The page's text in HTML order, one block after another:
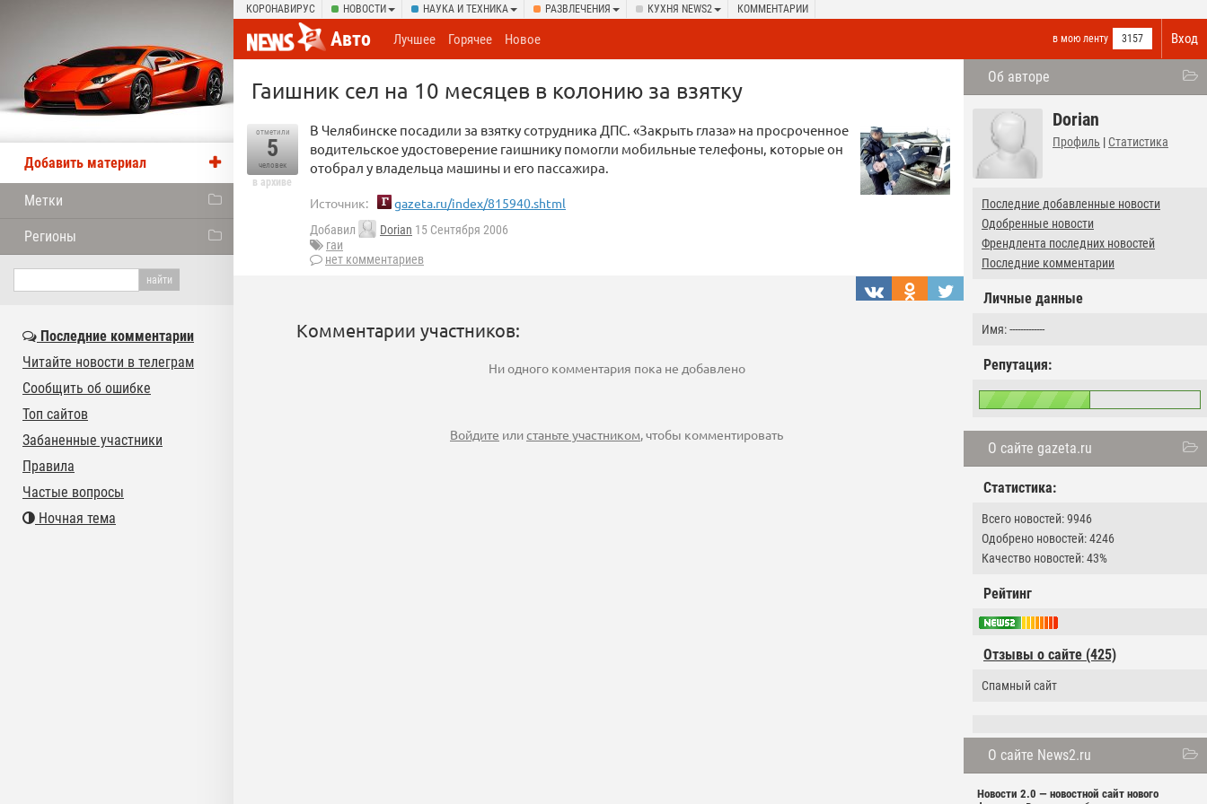
КОРОНАВИРУС НОВОСТИ НАУКА И ТЕХНИКА РАЗВЛЕЧЕНИЯ КУХНЯ NEWS2 КОММЕНТАРИИ
Вход
Авто в мою ленту 3157
Лучшее Горячее Новое
Об авторе
Dorian
Профиль | Статистика
Последние добавленные новости
Одобренные новости
Френдлента последних новостей
Последние комментарии
Личные данные
Имя: -------------
Репутация:
О сайте gazeta.ru
Статистика:
Всего новостей: 9946
Одобрено новостей: 4246
Качество новостей: 43%
Рейтинг
Отзывы о сайте (425)
Спамный сайт
О сайте News2.ru
Новости 2.0 — новостной сайт нового
Гаишник сел на 10 месяцев в колонию за взятку
отметили
5
человек
в архиве
В Челябинске посадили за взятку сотрудника ДПС. «Закрыть глаза» на просроченное
водительское удостоверение гаишнику помогли мобильные телефоны, которые он
отобрал у владельца машины и его пассажира.
Источник: gazeta.ru/index/815940.shtml
Добавил Dorian 15 Сентября 2006
гаи
нет комментариев
Комментарии участников:
Ни одного комментария пока не добавлено
Войдите илистаньте участником, чтобы комментировать
Добавить материал
Метки
Регионы
Последние комментарии
Читайте новости в телеграм
Сообщить об ошибке
Топ сайтов
Забаненные участники
Правила
Частые вопросы
Ночная тема